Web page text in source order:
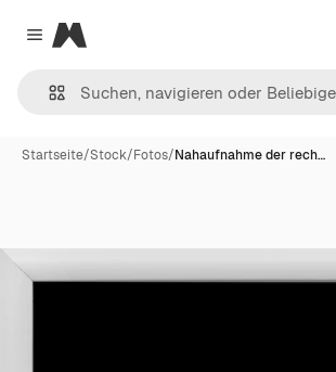
Close menu
Magnific
Startseite/Stock/Fotos/Nahaufnahme der rech…